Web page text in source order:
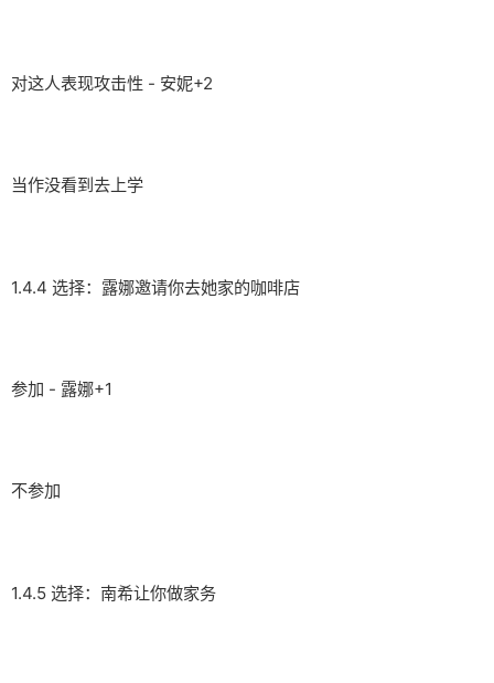
对这人表现攻击性 - 安妮+2
当作没看到去上学
1.4.4 选择：露娜邀请你去她家的咖啡店
参加 - 露娜+1
不参加
1.4.5 选择：南希让你做家务